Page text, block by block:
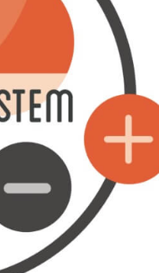
E QUANDO È